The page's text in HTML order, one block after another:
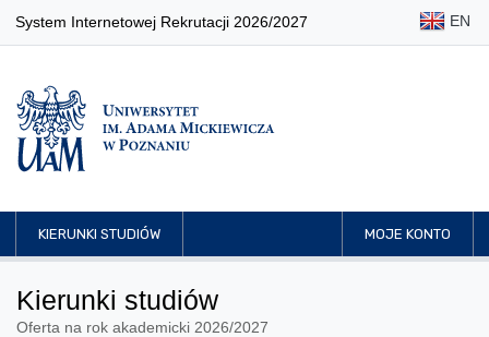
System Internetowej Rekrutacji 2026/2027 EN
KIERUNKI STUDIÓW MOJE KONTO
Kierunki studiów
Oferta na rok akademicki 2026/2027